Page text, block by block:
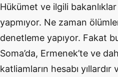
Hükümet ve ilgili
yapmıyor. Ne zaman
denetleme yapıyor. Fakat
Soma’da, Ermenek’te ve
katliamların hesabı yıllardır